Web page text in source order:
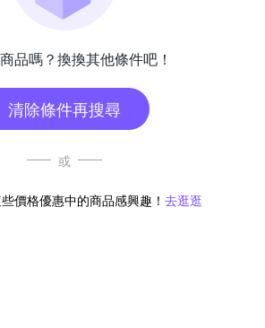
品嗎？換換其他條件吧！
清除條件再搜尋
或
價格優惠中的商品感興趣！ 去逛逛